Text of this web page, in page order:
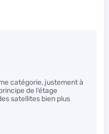
catégorie, justement à
de l’étage
satellites bien plus